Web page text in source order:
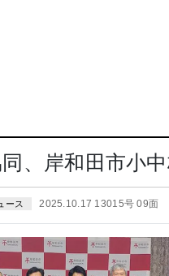
、岸和田市小
ース 2025.10.17 13015号 09面